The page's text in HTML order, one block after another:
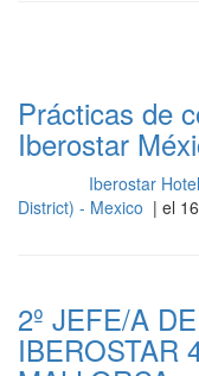
Prácticas de
Iberostar
Iberostar
District) - Mexico | el
2º JEFE/A
IBEROSTAR